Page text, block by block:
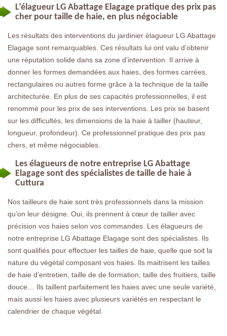
L’élagueur LG Abattage Elagage pratique des prix pas
cher pour taille de haie, en plus négociable
Les résultats des interventions du jardinier élagueur LG Abattage
Elagage sont remarquables. Ces résultats lui ont valu d’obtenir
une réputation solide dans sa zone d’intervention. Il arrive à
donner les formes demandées aux haies, des formes carrées,
rectangulaires ou autres forme grâce à la technique de la taille
architecturée. En plus de ses capacités professionnelles, il est
renommé pour les prix de ses interventions. Les prix se basent
sur les difficultés, les dimensions de la haie à tailler (hauteur,
longueur, profondeur). Ce professionnel pratique des prix pas
chers, et même négociables.
Les élagueurs de notre entreprise LG Abattage
Elagage sont des spécialistes de taille de haie à
Cuttura
Nos tailleurs de haie sont très professionnels dans la mission
qu’on leur désigne. Oui, ils prennent à cœur de tailler avec
précision vos haies selon vos commandes. Les élagueurs de
notre entreprise LG Abattage Elagage sont des spécialistes. Ils
sont qualifiés pour effectuer les tailles de haie, quelle que soit la
nature du végétal composant vos haies. Ils maitrisent les tailles
de haie d’entretien, taille de de formation, taille des fruitiers, taille
douce… Ils taillent parfaitement les haies avec une seule variété,
mais aussi les haies avec plusieurs variétés en respectant le
calendrier de chaque végétal.